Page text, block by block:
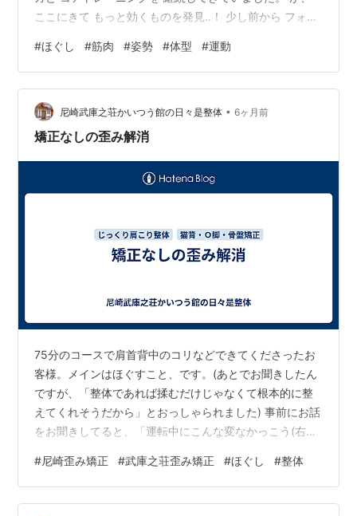
ここにきて もっと効くものを発見‥！ 少し前から フォー
方は完全に 自己流だった私。 それが、ユミコアという
フィットネスブランドの ほぐしメソッドを知りまして。
実践してみたら これがものすごくいい‥！ 私はユミコア
の会員でも 何でもないのですがYouTubeの動画で 上半身
のほぐしまとめとか 下半身のほぐしまとめが 載ってい
#ほぐし #筋肉 #姿勢 #体型 #運動
尼崎武庫之荘かいつう館の日々是整体 • 6ヶ月前
矯正なしの歪み解消
75分のコースで肩首背中のコリなどできてくださったお
客様。メインはほぐすこと、です。(あとでお聞きしたん
ですが、「整体であれば揉むだけじゃなくて根本的に整
えてくれそうだから」とおっしゃられました) 事前にお話
をお聞きしてると、「運転中にこんな変なかっこう(右下
全身をゆるめ、気になるところは念入りにゆるめ、最後
にバランスを整える施術をしていきます。 ひととおり終
わったあとに、「さっきのかっこうをしてみてくださ
#尼崎歪み矯正 #武庫之荘歪み矯正 #ほぐし #整体